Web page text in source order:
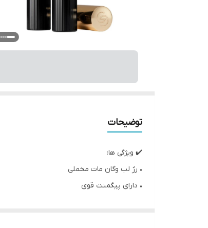
توضیحات
✔️ ویژگی ها:
• رژ لب وگان مات مخملی
• دارای پیگمنت قوی